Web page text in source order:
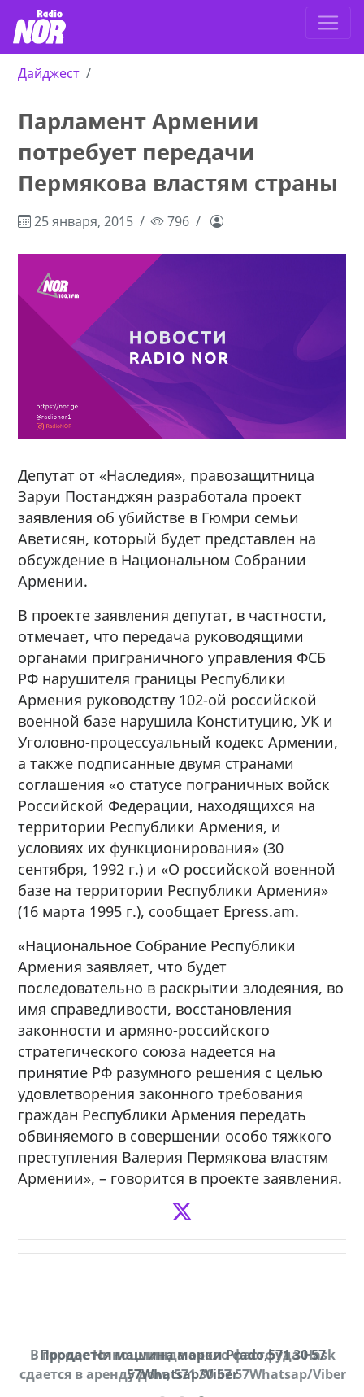
Дайджест
Парламент Армении
потребует передачи
Пермякова властям страны
25 января, 2015 796
Депутат от «Наследия», правозащитница
Заруи Постанджян разработала проект
заявления об убийстве в Гюмри семьи
Аветисян, который будет представлен на
обсуждение в Национальном Собрании
Армении.
В проекте заявления депутат, в частности,
отмечает, что передача руководящими
органами приграничного управления ФСБ
РФ нарушителя границы Республики
Армения руководству 102-ой российской
военной базе нарушила Конституцию, УК и
Уголовно-процессуальный кодекс Армении,
а также подписанные двумя странами
соглашения «о статусе пограничных войск
Российской Федерации, находящихся на
территории Республики Армения, и
условиях их функционирования» (30
сентября, 1992 г.) и «О российской военной
базе на территории Республики Армения»
(16 марта 1995 г.), сообщает Epress.am.
«Национальное Собрание Республики
Армения заявляет, что будет
последовательно в раскрытии злодеяния, во
имя справедливости, восстановления
законности и армяно-российского
стратегического союза надеется на
принятие РФ разумного решения с целью
удовлетворения законного требования
граждан Республики Армения передать
обвиняемого в совершении особо тяжкого
преступления Валерия Пермякова властям
Армении», – говорится в проекте заявления.
В городе Ниноцминда около фастфуда Hask
cдается в аренду дом, 571 30 57 57Whatsap/Viber
Продается машина марки Prado,571 30 57
57Whatsap/Viber